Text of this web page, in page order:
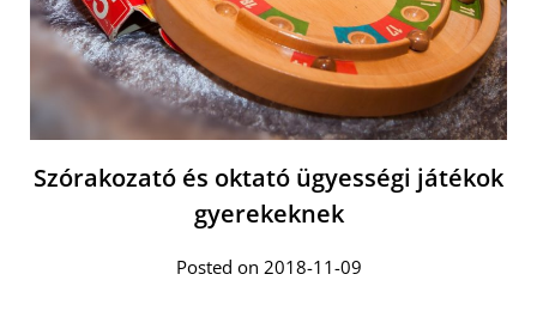
Szórakozató és oktató ügyességi játékok
gyerekeknek
Posted on 2018-11-09